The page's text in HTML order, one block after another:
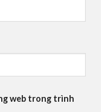
web trong trình